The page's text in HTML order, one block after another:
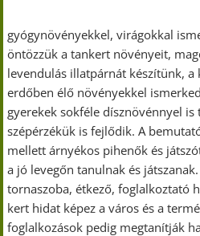
gyógynövényekkel, virágokkal
öntözzük a tankert növényeit,
levendulás illatpárnát készítünk, a
erdőben élő növényekkel
gyerekek sokféle dísznövénnyel is
szépérzékük is fejlődik. A
mellett árnyékos pihenők és
a jó levegőn tanulnak és
tornaszoba, étkező, foglalkoztató
kert hidat képez a város és a
foglalkozások pedig megtanítják